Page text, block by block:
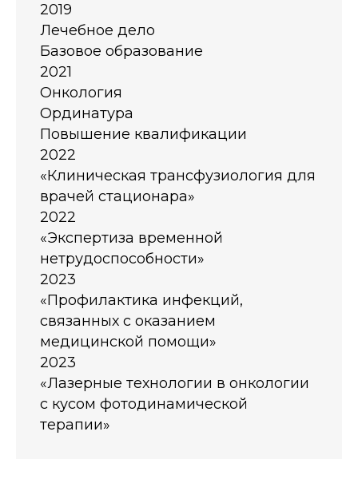
2019
Лечебное дело
Базовое образование
2021
Онкология
Ординатура
Повышение квалификации
2022
«Клиническая трансфузиология для
врачей стационара»
2022
«Экспертиза временной
нетрудоспособности»
2023
«Профилактика инфекций,
связанных с оказанием
медицинской помощи»
2023
«Лазерные технологии в онкологии
с кусом фотодинамической
терапии»